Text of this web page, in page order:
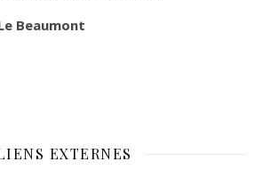
Beaumont
EXTERNES